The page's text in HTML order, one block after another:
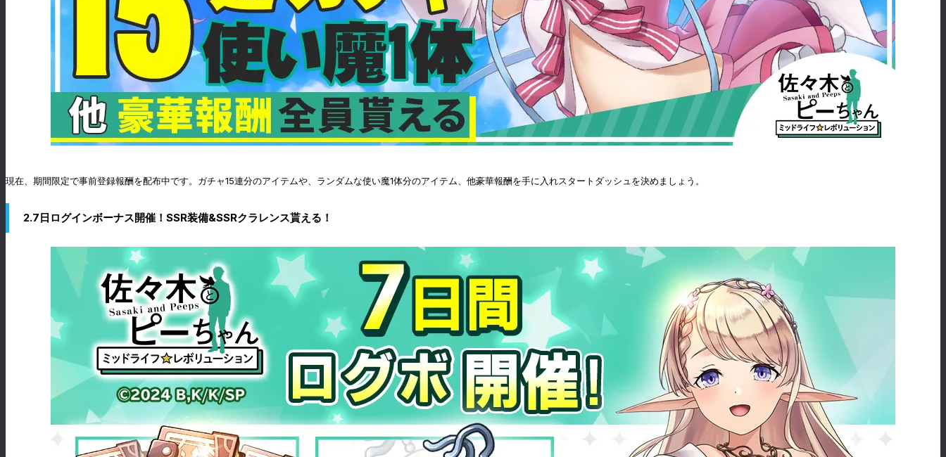
現在、期間限定で事前登録報酬を配布中です。ガチャ15連分のアイテムや、ランダムな使い魔1体分のアイテム、他豪華報酬を手に入れスタートダッシュを決めましょう。
2.7日ログインボーナス開催！SSR装備&SSRクラレンス貰える！